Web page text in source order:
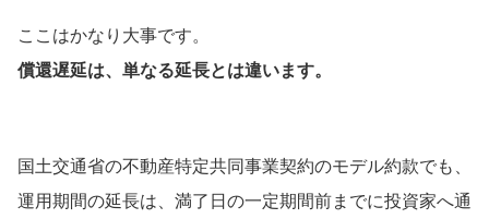
ここはかなり大事です。
償還遅延は、単なる延長とは違います。
国土交通省の不動産特定共同事業契約のモデル約款でも、
運用期間の延長は、満了日の一定期間前までに投資家へ通